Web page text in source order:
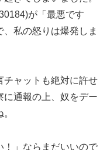
が「最悪です
私の怒りは爆発しま
チャットも絶対に許せ
に通報の上、奴をデー
！」ならまだいいので